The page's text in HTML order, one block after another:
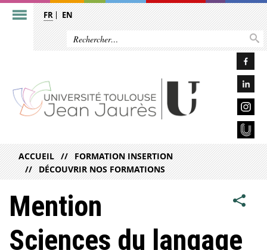
FR EN
ACCUEIL
FORMATION INSERTION
DÉCOUVRIR NOS FORMATIONS
Mention
Sciences du langage